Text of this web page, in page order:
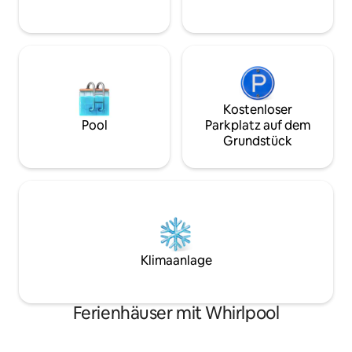
Pool
Kostenloser
Parkplatz auf dem
Grundstück
Klimaanlage
Ferienhäuser mit Whirlpool